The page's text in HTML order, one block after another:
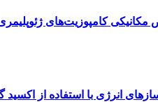
کامپوزیت‌های
انرژی با استفاده از اکسید